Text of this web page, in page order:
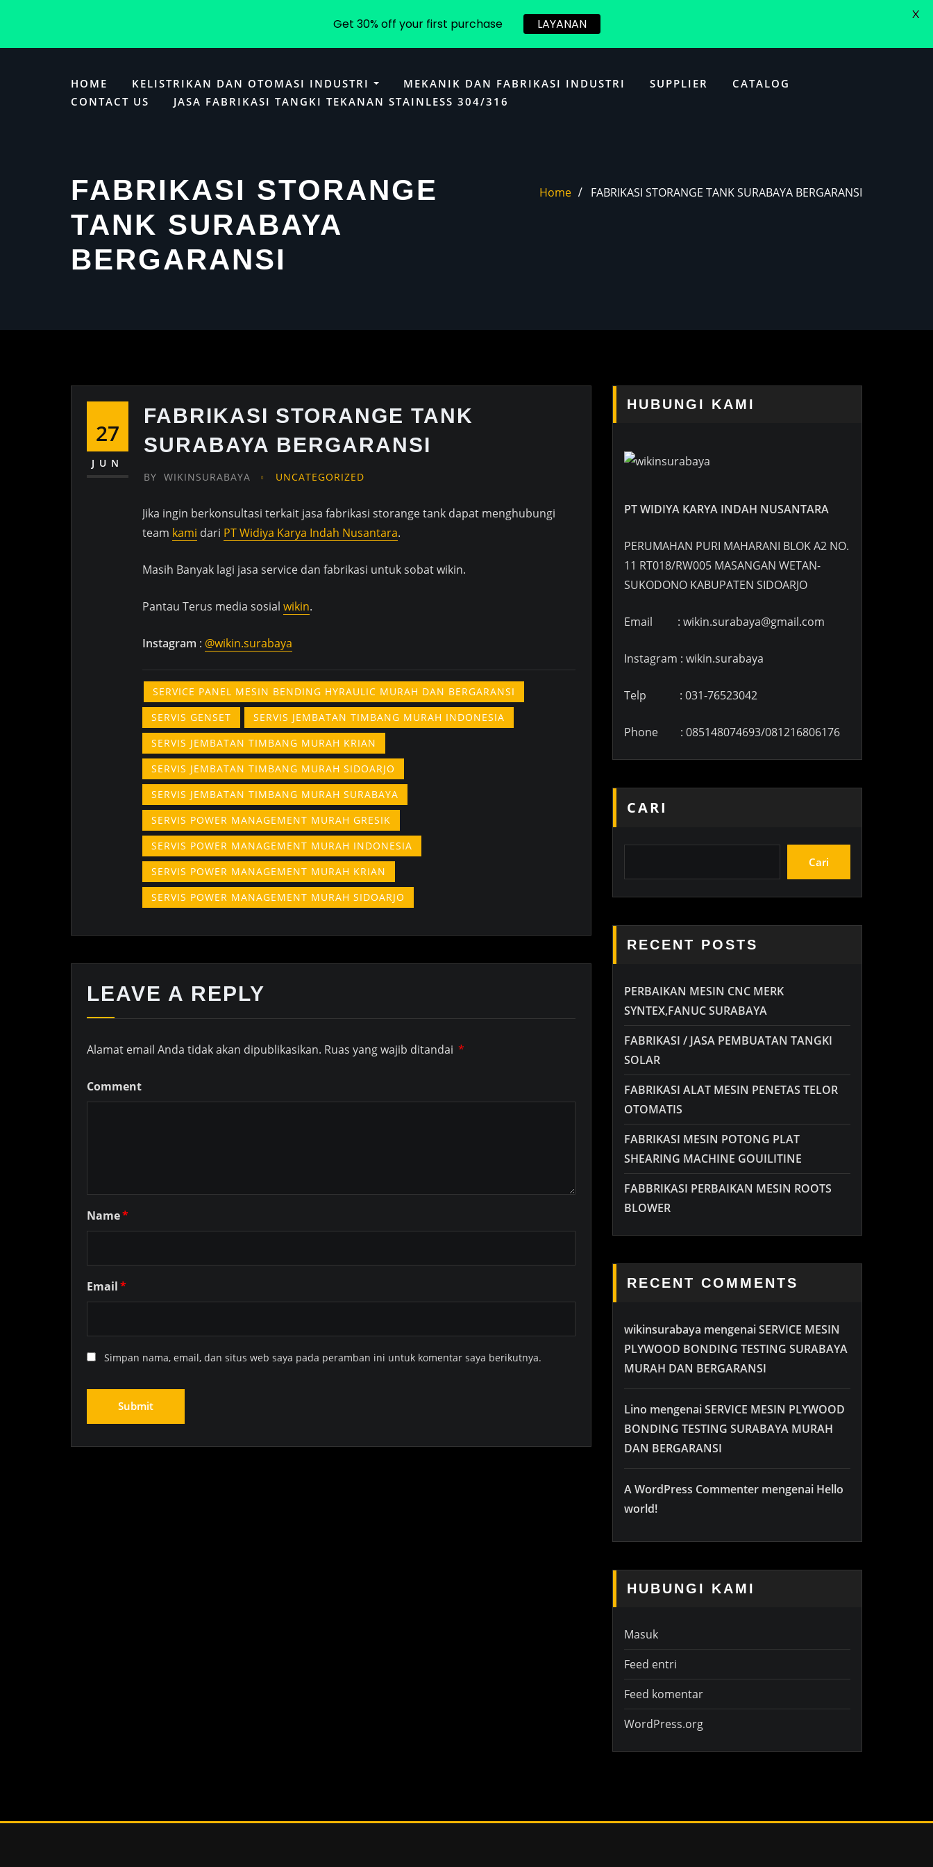
HOME KELISTRIKAN DAN OTOMASI INDUSTRI MEKANIK DAN FABRIKASI INDUSTRI SUPPLIER
CATALOG
CONTACT US
JASA FABRIKASI TANGKI TEKANAN STAINLESS 304/316
FABRIKASI STORANGE
TANK SURABAYA
BERGARANSI
Home FABRIKASI STORANGE TANK SURABAYA BERGARANSI
27
JUN
FABRIKASI STORANGE TANK
SURABAYA BERGARANSI
BY WIKINSURABAYA UNCATEGORIZED
Jika ingin berkonsultasi terkait jasa fabrikasi storange tank dapat menghubungi
team kami dari PT Widiya Karya Indah Nusantara.
Masih Banyak lagi jasa service dan fabrikasi untuk sobat wikin.
Pantau Terus media sosial wikin.
Instagram : @wikin.surabaya
SERVICE PANEL MESIN BENDING HYRAULIC MURAH DAN BERGARANSI
SERVIS GENSET
SERVIS JEMBATAN TIMBANG MURAH INDONESIA
SERVIS JEMBATAN TIMBANG MURAH KRIAN
SERVIS JEMBATAN TIMBANG MURAH SIDOARJO
SERVIS JEMBATAN TIMBANG MURAH SURABAYA
SERVIS POWER MANAGEMENT MURAH GRESIK
SERVIS POWER MANAGEMENT MURAH INDONESIA
SERVIS POWER MANAGEMENT MURAH KRIAN
SERVIS POWER MANAGEMENT MURAH SIDOARJO
LEAVE A REPLY
Alamat email Anda tidak akan dipublikasikan. Ruas yang wajib ditandai *
Comment
Name*
Email*
Simpan nama, email, dan situs web saya pada peramban ini untuk komentar saya berikutnya.
HUBUNGI KAMI
PT WIDIYA KARYA INDAH NUSANTARA
PERUMAHAN PURI MAHARANI BLOK A2 NO.
11 RT018/RW005 MASANGAN WETAN-
SUKODONO KABUPATEN SIDOARJO
Email : wikin.surabaya@gmail.com
Instagram : wikin.surabaya
Telp : 031-76523042
Phone : 085148074693/081216806176
CARI
Cari
RECENT POSTS
PERBAIKAN MESIN CNC MERK
SYNTEX,FANUC SURABAYA
FABRIKASI / JASA PEMBUATAN TANGKI
SOLAR
FABRIKASI ALAT MESIN PENETAS TELOR
OTOMATIS
FABRIKASI MESIN POTONG PLAT
SHEARING MACHINE GOUILITINE
FABBRIKASI PERBAIKAN MESIN ROOTS
BLOWER
RECENT COMMENTS
wikinsurabaya mengenaiSERVICE MESIN
PLYWOOD BONDING TESTING SURABAYA
MURAH DAN BERGARANSI
Lino mengenaiSERVICE MESIN PLYWOOD
BONDING TESTING SURABAYA MURAH
DAN BERGARANSI
A WordPress Commenter mengenai Hello
world!
HUBUNGI KAMI
Masuk
Feed entri
Feed komentar
WordPress.org
Get 30% off your first purchase LAYANAN
X